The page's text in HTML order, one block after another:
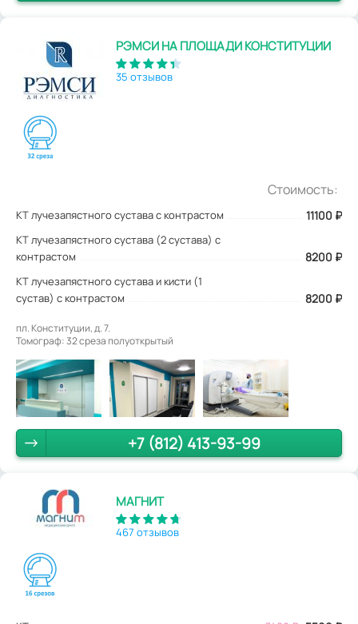
РЭМСИ НА ПЛОЩАДИ КОНСТИТУЦИИ
35 отзывов
Стоимость:
КТ лучезапястного сустава с контрастом 11100 ₽
КТ лучезапястного сустава (2 сустава) с
контрастом
8200 ₽
КТ лучезапястного сустава и кисти (1
сустав) с контрастом
8200 ₽
пл. Конституции, д. 7.
Томограф: 32 среза полуоткрытый
+7 (812) 413-93-99
МАГНИТ
467 отзывов